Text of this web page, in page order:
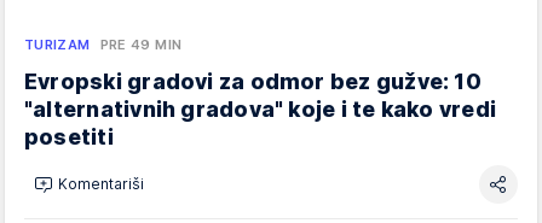
TURIZAM PRE 49 MIN
Evropski gradovi za odmor bez gužve: 10
"alternativnih gradova" koje i te kako vredi
posetiti
Komentariši